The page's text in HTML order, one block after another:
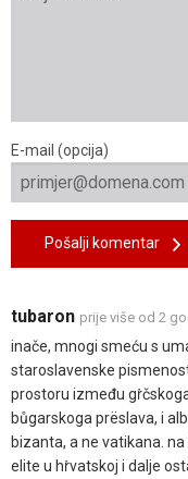
E-mail (opcija)
Pošalji komentar
tubaron prije više od 2
inače, mnogi smeću s
staroslavenske
prostoru između
bůgarskoga prëslava, i
bizanta, a ne vatikana.
elite u hṙvatskoj i dalje